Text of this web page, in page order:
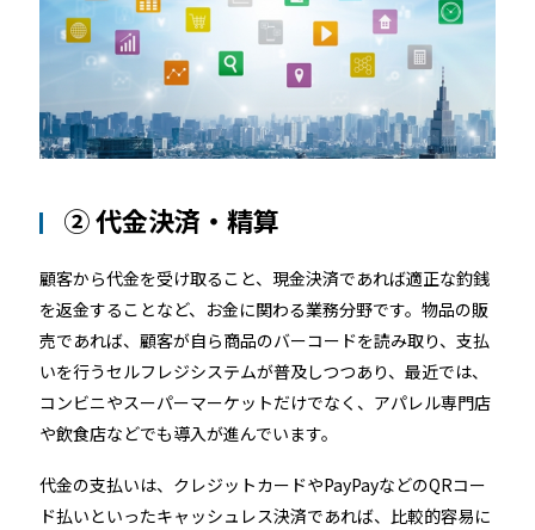
② 代金決済・精算
顧客から代金を受け取ること、現金決済であれば適正な釣銭
を返金することなど、お金に関わる業務分野です。物品の販
売であれば、顧客が自ら商品のバーコードを読み取り、支払
いを行うセルフレジシステムが普及しつつあり、最近では、
コンビニやスーパーマーケットだけでなく、アパレル専門店
や飲食店などでも導入が進んでいます。
代金の支払いは、クレジットカードやPayPayなどのQRコー
ド払いといったキャッシュレス決済であれば、比較的容易に